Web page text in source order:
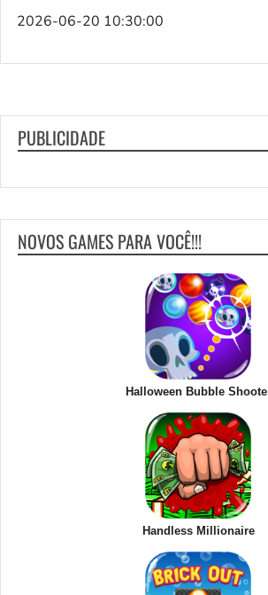
2026-06-20 10:30:00
PUBLICIDADE
NOVOS GAMES PARA VOCÊ!!!
Halloween Bubble
Handless Millionaire